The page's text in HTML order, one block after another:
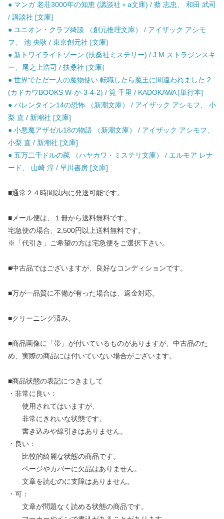
● マンガ 老荘3000年の知恵 (講談社＋α文庫) / 蔡 志忠、 和田 武司
/ 講談社 [文庫]
● ユニオン・クラブ綺談 （創元推理文庫） / アイザック アシモ
フ、 池 央耿 / 東京創元社 [文庫]
● 新トワイライトゾーン (扶桑社ミステリー) / J.M.ストラジンスキ
ー、尾之上浩司 / 扶桑社 [文庫]
● 世界でただ一人の魔物使い 転職したら魔王に間違われました 2
(カドカワBOOKS W-か-3-4-2) / 筧 千里 / KADOKAWA [単行本]
● バレンタイン14の恐怖 （新潮文庫） / アイザック アシモフ、 小
梨 直 / 新潮社 [文庫]
● 小悪魔アザゼル18の物語 （新潮文庫） / アイザック アシモフ、
小梨 直 / 新潮社 [文庫]
● 五万二千ドルの罠 （ハヤカワ・ミステリ文庫） / エルモア レナ
ード、 山崎 淳 / 早川書房 [文庫]
■通常２４時間以内に発送可能です。
■メール便は、１冊から送料無料です。
宅急便の場合、2,500円以上送料無料です。
※「代引き」ご希望の方は宅急便をご選択下さい。
■中古品ではございますが、良好なコンディションです。
■万が一品質に不備が有った場合は、返金対応。
■クリーニング済み。
■商品画像に「帯」が付いているものがありますが、中古品のた
め、実際の商品には付いていない場合がございます。
■商品状態の表記につきまして
・非常に良い：
使用されてはいますが、
非常にきれいな状態です。
書き込みや線引きはありません。
・良い：
比較的綺麗な状態の商品です。
ページやカバーに欠品はありません。
文章を読むのに支障はありません。
・可：
文章が問題なく読める状態の商品です。